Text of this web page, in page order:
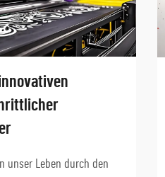
unser Leben durch den